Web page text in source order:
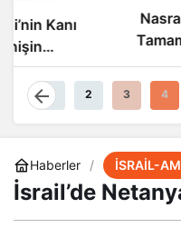
Nasrallah: İsrail’in
Tamamını Vuracak
1 2 3 4
Haberler İSRAİL-
İsrail’de